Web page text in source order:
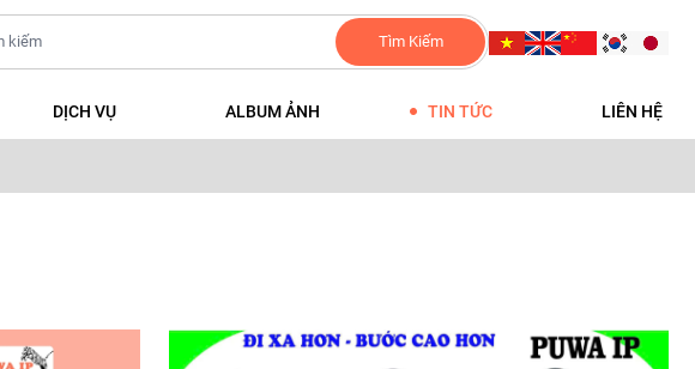
Tìm Kiếm
DỊCH VỤ ALBUM ẢNH TIN TỨC LIÊN HỆ